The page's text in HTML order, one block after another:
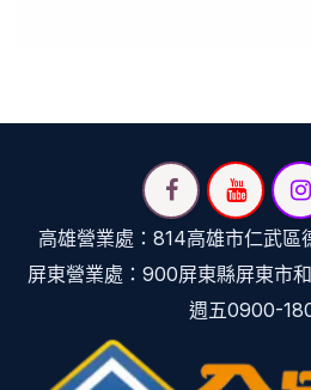
高雄營業處：814高雄市仁武區
屏東營業處：900屏東縣屏東市
週五0900-